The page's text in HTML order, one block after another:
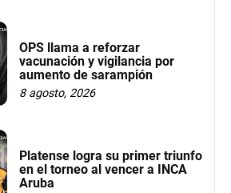
OPS llama a reforzar
vacunación y vigilancia por
aumento de sarampión
8 agosto, 2026
Platense logra su primer triunfo
en el torneo al vencer a INCA
Aruba